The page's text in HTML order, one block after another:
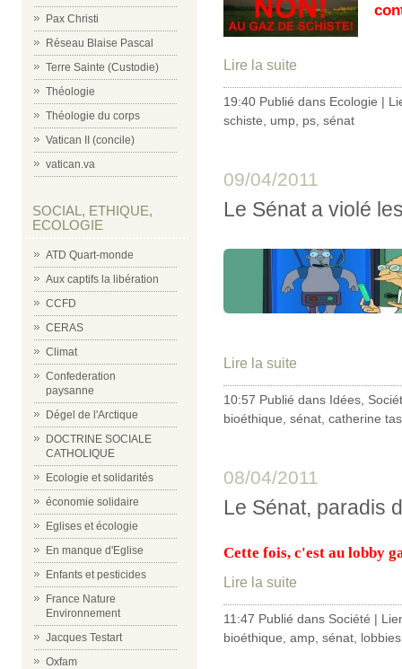
Pax Christi
Réseau Blaise Pascal
Terre Sainte (Custodie)
Théologie
Théologie du corps
Vatican II (concile)
vatican.va
SOCIAL, ETHIQUE,
ECOLOGIE
ATD Quart-monde
Aux captifs la libération
CCFD
CERAS
Climat
Confederation
paysanne
Dégel de l'Arctique
DOCTRINE SOCIALE
CATHOLIQUE
Ecologie et solidarités
économie solidaire
Eglises et écologie
En manque d'Eglise
Enfants et pesticides
France Nature
Environnement
Jacques Testart
Oxfam
Lire la suite
19:40 Publié dans Ecologie |
schiste
ump ps sénat
09/04/2011
Le Sénat a violé
Lire la suite
10:57 Publié dans Idées
bioéthique sénat catherine
08/04/2011
Le Sénat, paradis
Cette fois, c'est au lobby
Lire la suite
11:47 Publié dans Société |
bioéthique amp sénat lobbies